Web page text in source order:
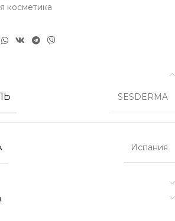
косметика
SESDERMA
Испания